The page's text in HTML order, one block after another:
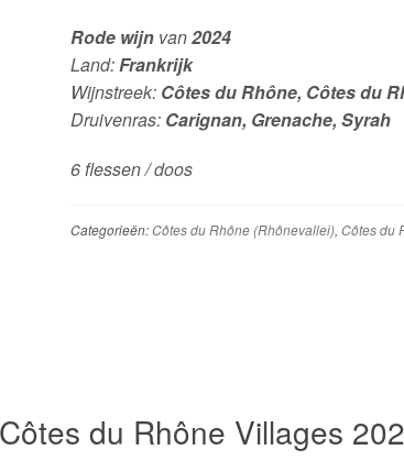
Rode wijnvan2024
Land:Frankrijk
Wijnstreek: Côtes du Rhône, Côtes du
Druivenras: Carignan, Grenache, Syrah
6 flessen / doos
Categorieën:Côtes du Rhône (Rhônevallei), Côtes du
du Rhône Villages